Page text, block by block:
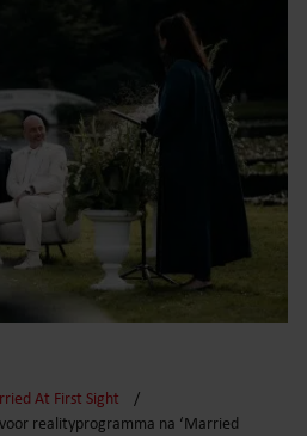
At First Sight
realityprogramma na ‘Married